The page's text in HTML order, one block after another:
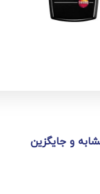
و جایگزین